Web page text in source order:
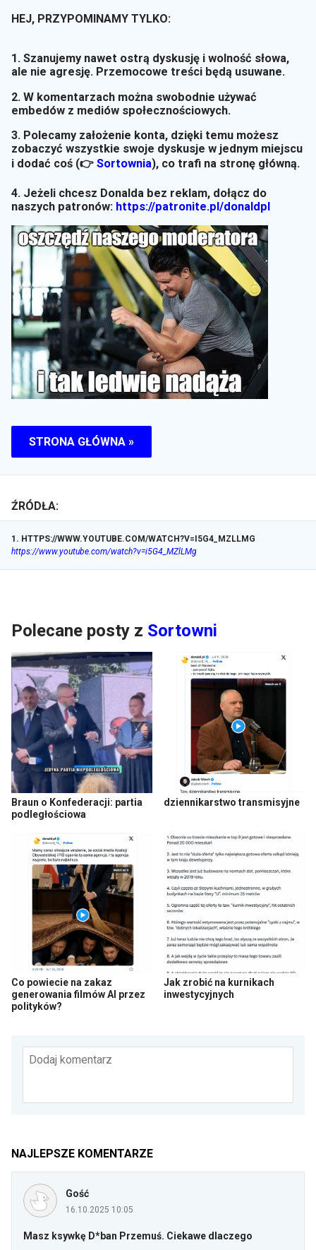
HEJ, PRZYPOMINAMY TYLKO:
1. Szanujemy nawet ostrą dyskusję i wolność słowa,
ale nie agresję. Przemocowe treści będą usuwane.
2. W komentarzach można swobodnie używać
embedów z mediów społecznościowych.
3. Polecamy założenie konta, dzięki temu możesz
zobaczyć wszystkie swoje dyskusje w jednym miejscu
i dodać coś (👉 Sortownia), co trafi na stronę główną.
4. Jeżeli chcesz Donalda bez reklam, dołącz do
naszych patronów: https://patronite.pl/donaldpl
STRONA GŁÓWNA »
ŹRÓDŁA:
1 . HTTPS://WWW.YOUTUBE.COM/WATCH?V=I5G4_MZLLMG
https://www.youtube.com/watch?v=i5G4_MZlLMg
Polecane posty z Sortowni
Braun o Konfederacji: partia
podległościowa
dziennikarstwo transmisyjne
Co powiecie na zakaz
generowania filmów AI przez
polityków?
Jak zrobić na kurnikach
inwestycyjnych
Dodaj komentarz
NAJLEPSZE KOMENTARZE
Gość
16.10.2025 10:05
Masz ksywkę D*ban Przemuś. Ciekawe dlaczego